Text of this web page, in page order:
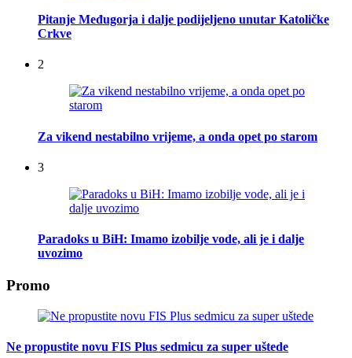
Pitanje Međugorja i dalje podijeljeno unutar Katoličke
Crkve
2
Za vikend nestabilno vrijeme, a onda opet po starom
3
Paradoks u BiH: Imamo izobilje vode, ali je i dalje
uvozimo
Promo
Ne propustite novu FIS Plus sedmicu za super uštede